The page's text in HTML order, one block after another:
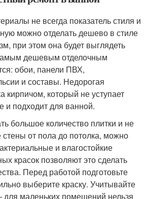
не всегда показатель стиля и
можно отделать дешево в стиле
при этом она будет выглядеть
дешевым отделочным
обои, панели ПВХ,
и составы. Недорогая
кирпичом, который не уступает
и подходит для ванной.
большое количество плитки и не
от пола до потолка, можно
и влагостойкие
красок позволяют это сделать
Перед работой подготовьте
выберите краску. Учитывайте
маленьких помещений нельзя